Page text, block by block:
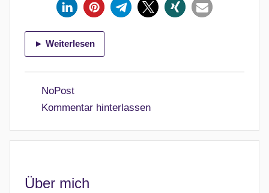
► Weiterlesen
NoPost
Kommentar hinterlassen
Über mich